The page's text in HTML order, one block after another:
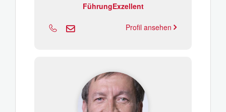
FührungExzellent
Profil ansehen